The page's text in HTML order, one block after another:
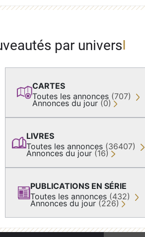
par univers
CARTES
Toutes les annonces (707)
Annonces du jour (0)
LIVRES
Toutes les annonces (36407)
Annonces du jour (16)
PUBLICATIONS EN SÉRIE
Toutes les annonces (432)
Annonces du jour (226)